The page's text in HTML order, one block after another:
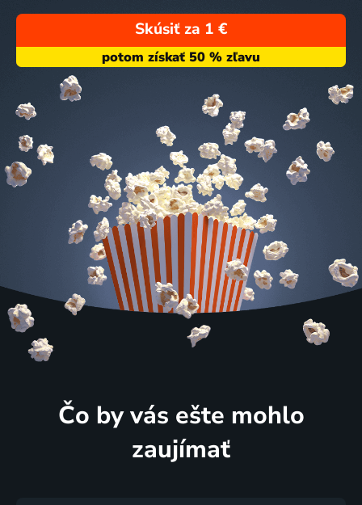
Skúsiť za 1 €
Čo by vás ešte mohlo
zaujímať